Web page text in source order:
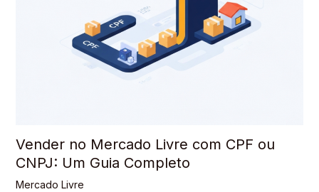
Vender no Mercado Livre com CPF ou
CNPJ: Um Guia Completo
Mercado Livre